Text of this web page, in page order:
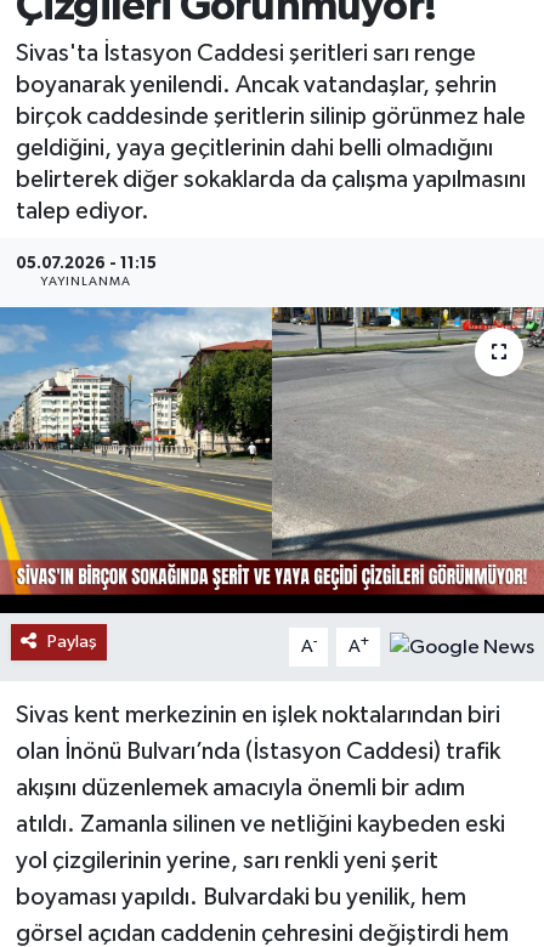
Sivas'ta İstasyon Caddesi şeritleri sarı renge
boyanarak yenilendi. Ancak vatandaşlar, şehrin
birçok caddesinde şeritlerin silinip görünmez hale
geldiğini, yaya geçitlerinin dahi belli olmadığını
belirterek diğer sokaklarda da çalışma yapılmasını
talep ediyor.
05.07.2026 - 11:15
YAYINLANMA
Paylaş A- A+
Sivas kent merkezinin en işlek noktalarından biri
olan İnönü Bulvarı’nda (İstasyon Caddesi) trafik
akışını düzenlemek amacıyla önemli bir adım
atıldı. Zamanla silinen ve netliğini kaybeden eski
yol çizgilerinin yerine, sarı renkli yeni şerit
boyaması yapıldı. Bulvardaki bu yenilik, hem
görsel açıdan caddenin çehresini değiştirdi hem
MAGAZİN
ÖZEL HABER
RESMİ İLANLAR
SAĞLIK
SİYASET
SOSYAL YARDIMLAR
SPONSORLU YAZI
SPOR
TEKNOLOJİ
YAŞAM